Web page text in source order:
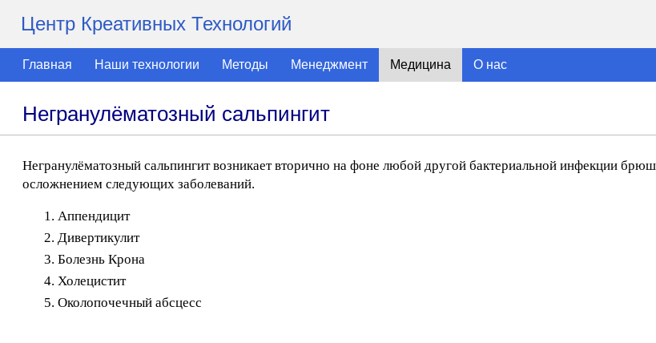
Центр Креативных Технологий
Главная Наши технологии Методы Менеджмент Медицина О нас
Негранулёматозный сальпингит
Негранулёматозный сальпингит возникает вторично на фоне любой другой бактериальной инфекции
осложнением следующих заболеваний.
Аппендицит
Дивертикулит
Болезнь Крона
Холецистит
Околопочечный абсцесс